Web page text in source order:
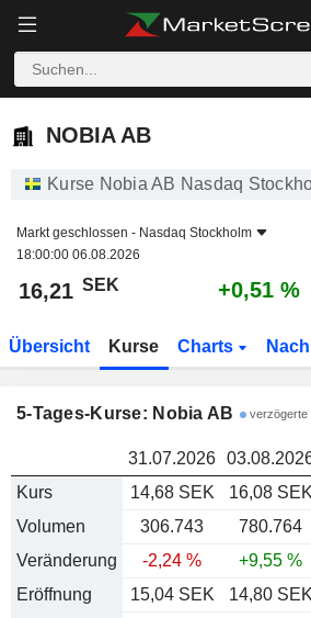
NOBIA AB
NOBIA AB
Kurse Nobia AB Nasdaq
Markt geschlossen - Nasdaq Stockholm
18:00:00 06.08.2026
16,21 SEK +0,51 %
Übersicht Kurse Charts
5-Tages-Kurse: Nobia AB verzögerte
31.07.2026
Kurs
14,68 SEK 16,08 SEK
Volumen
306.743 780.764
Veränderung
-2,24 % +9,55 %
Eröffnung
15,04 SEK 14,80 SEK